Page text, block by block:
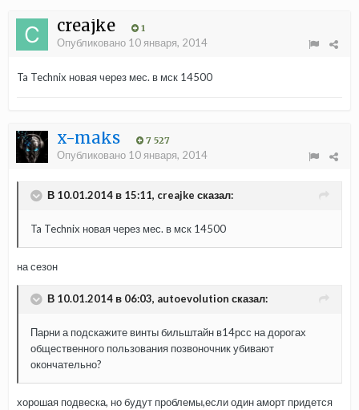
creajke 1
Опубликовано 10 января, 2014
Ta Technix новая через мес. в мск 14500
x-maks 7 527
Опубликовано 10 января, 2014
В 10.01.2014 в 15:11, creajke сказал:
Ta Technix новая через мес. в мск 14500
на сезон
В 10.01.2014 в 06:03, autoevolution сказал:
Парни а подскажите винты бильштайн в14рсс на дорогах
общественного пользования позвоночник убивают
окончательно?
хорошая подвеска, но будут проблемы,если один аморт придется